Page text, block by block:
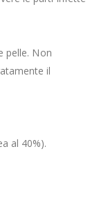
pelle. Non
il
al 40%).